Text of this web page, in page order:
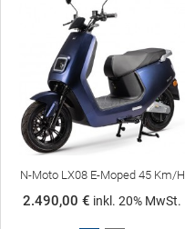
N-Moto LX08 E-Moped 45 Km/h
2.490,00 € inkl. 20% MwSt.